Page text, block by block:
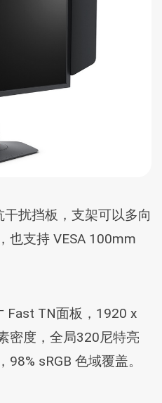
扰挡板，支架可以多向
也支持 VESA 100mm
Fast TN面板，1920 x
密度，全局320尼特亮
sRGB 色域覆盖。